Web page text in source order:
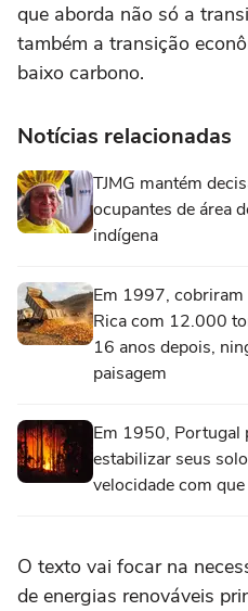
que aborda não só a
também a transição
baixo carbono.
Notícias relacionadas
TJMG mantém
ocupantes de área
indígena
Em 1997,
Rica com 12.000
16 anos depois,
paisagem
Em 1950, Portugal
estabilizar seus
velocidade com
O texto vai focar na
de energias renováveis